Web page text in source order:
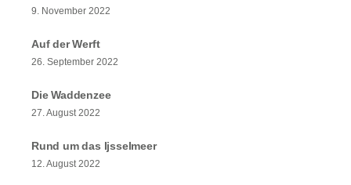
9. November 2022
Auf der Werft
26. September 2022
Die Waddenzee
27. August 2022
Rund um das Ijsselmeer
12. August 2022